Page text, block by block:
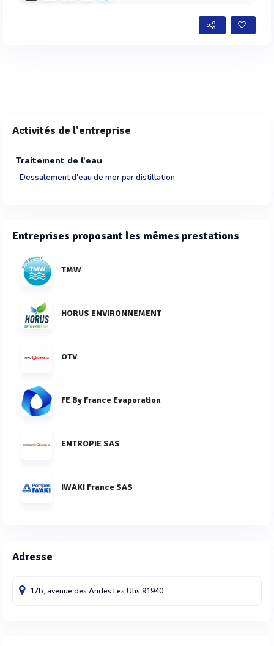
Activités de l'entreprise
Traitement de l'eau
Dessalement d'eau de mer par distillation
Entreprises proposant les mêmes prestations
TMW
HORUS ENVIRONNEMENT
OTV
FE By France Evaporation
ENTROPIE SAS
IWAKI France SAS
Adresse
17b, avenue des AndesLes Ulis91940